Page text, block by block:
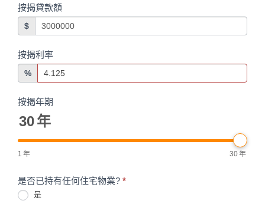
按揭貸款額
$
按揭利率
%
按揭年期
30年
1 年 30年
是否已持有任何住宅物業? *
是